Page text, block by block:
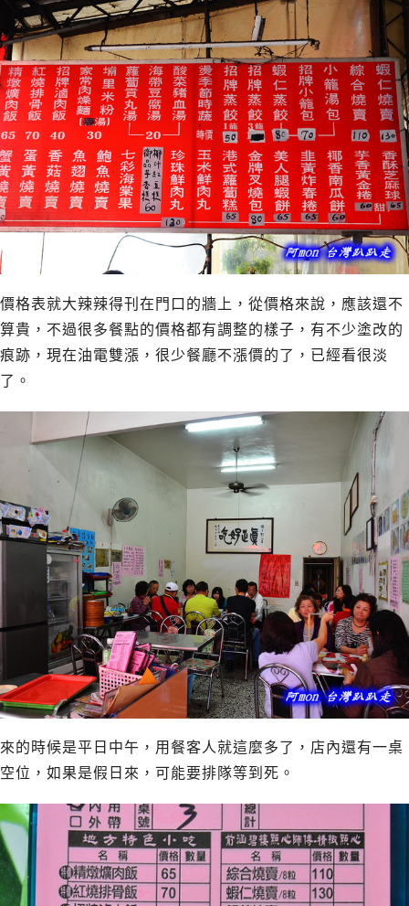
價格表就大辣辣得刊在門口的牆上，從價格來說，應該還不
算貴，不過很多餐點的價格都有調整的樣子，有不少塗改的
痕跡，現在油電雙漲，很少餐廳不漲價的了，已經看很淡
了。
來的時候是平日中午，用餐客人就這麼多了，店內還有一桌
空位，如果是假日來，可能要排隊等到死。